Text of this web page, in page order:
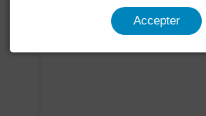
Accepter